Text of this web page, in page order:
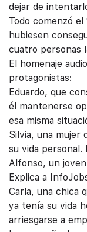
dejar de
Todo comenzó
hubiesen
cuatro personas
El homenaje
protagonistas:
Eduardo, que
él mantenerse
esa misma
Silvia, una mujer
su vida personal.
Alfonso, un
Explica a
Carla, una chica
ya tenía su vida
arriesgarse a